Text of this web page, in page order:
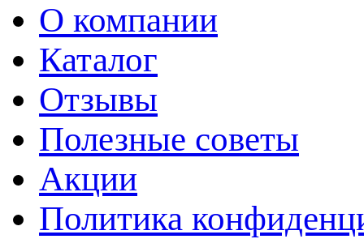
О компании
Каталог
Отзывы
Полезные советы
Акции
Политика